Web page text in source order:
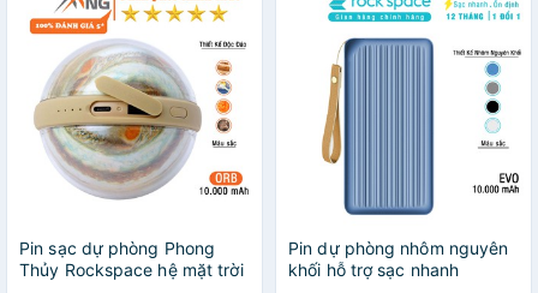
Pin sạc dự phòng Phong
Thủy Rockspace hệ mặt trời
Pin dự phòng nhôm nguyên
khối hỗ trợ sạc nhanh